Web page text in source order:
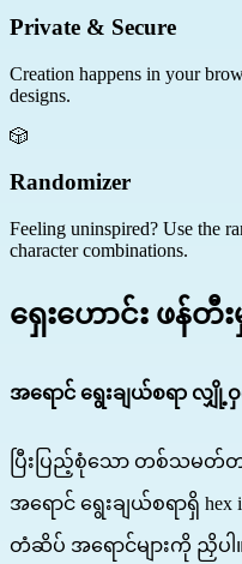
Private & Secure
Creation happens in your
designs.
🎲
Randomizer
Feeling uninspired? Use the
character combinations.
ရှေးဟောင်း ဖန်တီ
အရောင် ရွေးချယ်စရာ လျှို့ဝှ
ပြီးပြည့်စုံသော တစ်သမ
အရောင် ရွေးချယ်စရာရှိ
တံဆိပ် အရောင်များကို ညှိပါ။